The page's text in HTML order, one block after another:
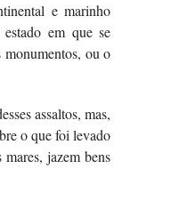
e marinho
estado em que se
monumentos, ou o
assaltos, mas,
o que foi levado
jazem bens